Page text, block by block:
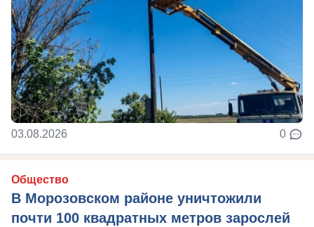
03.08.2026 0
Общество
В Морозовском районе уничтожили
почти 100 квадратных метров зарослей